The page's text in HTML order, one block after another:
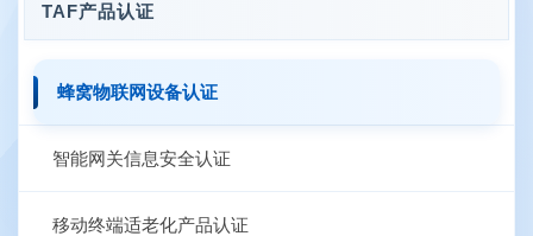
TAF产品认证
蜂窝物联网设备认证
智能网关信息安全认证
移动终端适老化产品认证